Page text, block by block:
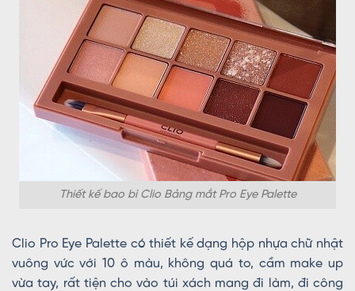
Thiết kế bao bì Clio Bảng mắt Pro Eye Palette
Clio Pro Eye Palette có thiết kế dạng hộp nhựa chữ nhật
vuông vức với 10 ô màu, không quá to, cầm make up
vừa tay, rất tiện cho vào túi xách mang đi làm, đi công